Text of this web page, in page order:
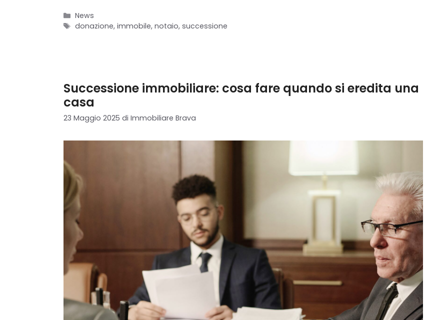
Categorie
News
Tag
donazione, immobile, notaio, successione
Successione immobiliare: cosa fare quando si eredita una
casa
23 Maggio 2025 di Immobiliare Brava